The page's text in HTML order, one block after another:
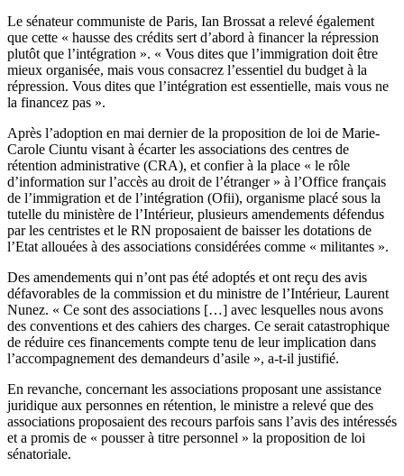
Le sénateur communiste de Paris, Ian Brossat a relevé également
que cette « hausse des crédits sert d’abord à financer la répression
plutôt que l’intégration ». « Vous dites que l’immigration doit être
mieux organisée, mais vous consacrez l’essentiel du budget à la
répression. Vous dites que l’intégration est essentielle, mais vous ne
la financez pas ».
Après l’adoption en mai dernier de la proposition de loi de Marie-
Carole Ciuntu visant à écarter les associations des centres de
rétention administrative (CRA), et confier à la place « le rôle
d’information sur l’accès au droit de l’étranger » à l’Office français
de l’immigration et de l’intégration (Ofii), organisme placé sous la
tutelle du ministère de l’Intérieur, plusieurs amendements défendus
par les centristes et le RN proposaient de baisser les dotations de
l’Etat allouées à des associations considérées comme « militantes ».
Des amendements qui n’ont pas été adoptés et ont reçu des avis
défavorables de la commission et du ministre de l’Intérieur, Laurent
Nunez. « Ce sont des associations […] avec lesquelles nous avons
des conventions et des cahiers des charges. Ce serait catastrophique
de réduire ces financements compte tenu de leur implication dans
l’accompagnement des demandeurs d’asile », a-t-il justifié.
En revanche, concernant les associations proposant une assistance
juridique aux personnes en rétention, le ministre a relevé que des
associations proposaient des recours parfois sans l’avis des intéressés
et a promis de « pousser à titre personnel » la proposition de loi
sénatoriale.